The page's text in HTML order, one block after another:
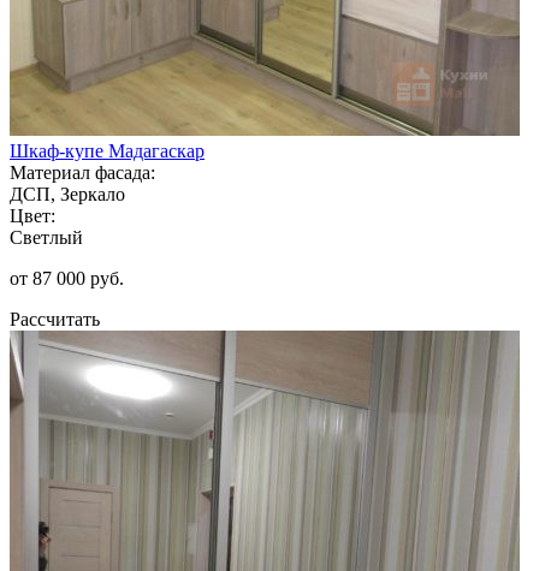
Шкаф-купе Мадагаскар
Материал фасада:
ДСП, Зеркало
Цвет:
Светлый
от 87 000 руб.
Рассчитать